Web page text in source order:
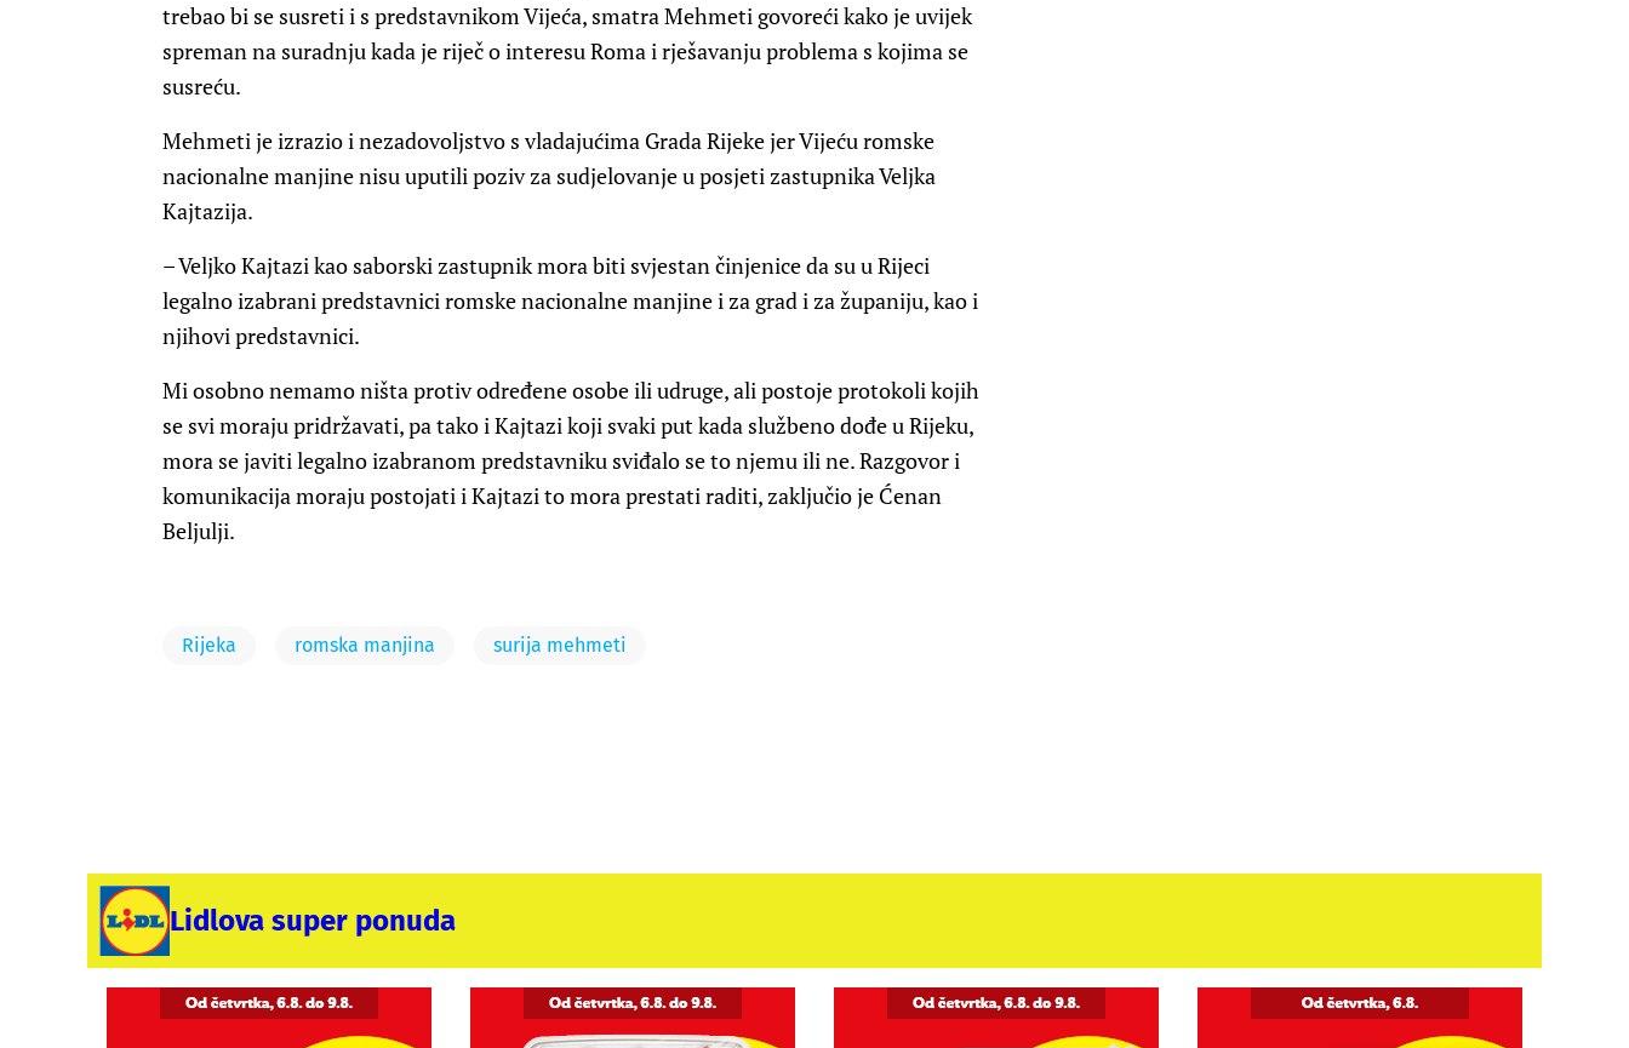
trebao bi se susreti i s predstavnikom Vijeća, smatra Mehmeti govoreći kako je uvijek
spreman na suradnju kada je riječ o interesu Roma i rješavanju problema s kojima se
susreću.
Mehmeti je izrazio i nezadovoljstvo s vladajućima Grada Rijeke jer Vijeću romske
nacionalne manjine nisu uputili poziv za sudjelovanje u posjeti zastupnika Veljka
Kajtazija.
– Veljko Kajtazi kao saborski zastupnik mora biti svjestan činjenice da su u Rijeci
legalno izabrani predstavnici romske nacionalne manjine i za grad i za županiju, kao i
njihovi predstavnici.
Mi osobno nemamo ništa protiv određene osobe ili udruge, ali postoje protokoli kojih
se svi moraju pridržavati, pa tako i Kajtazi koji svaki put kada službeno dođe u Rijeku,
mora se javiti legalno izabranom predstavniku sviđalo se to njemu ili ne. Razgovor i
komunikacija moraju postojati i Kajtazi to mora prestati raditi, zaključio je Ćenan
Beljulji.
Rijeka romska manjina surija mehmeti
Lidlova super ponuda